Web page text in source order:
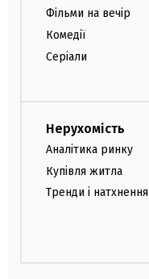
Фільми на вечір
Комедії
Серіали
Нерухомість
Аналітика ринку
Купівля житла
Тренди і натхнення